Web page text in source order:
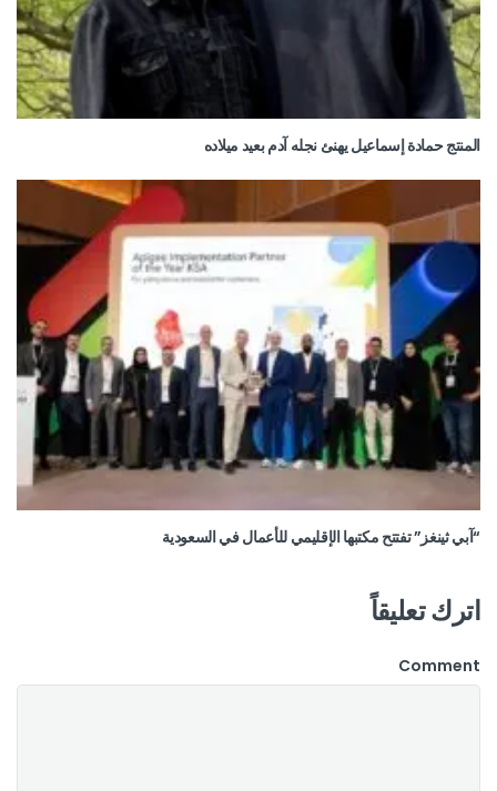
المنتج حمادة إسماعيل يهنئ نجله آدم بعيد ميلاده
“آبي ثينغز” تفتتح مكتبها الإقليمي للأعمال في السعودية
اترك تعليقاً
Comment